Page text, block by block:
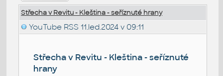
Střecha v Revitu - Kleština - seříznuté hrany
YouTube RSS 11.led.2024 v 09:11
Střecha v Revitu - Kleština - seříznuté
hrany